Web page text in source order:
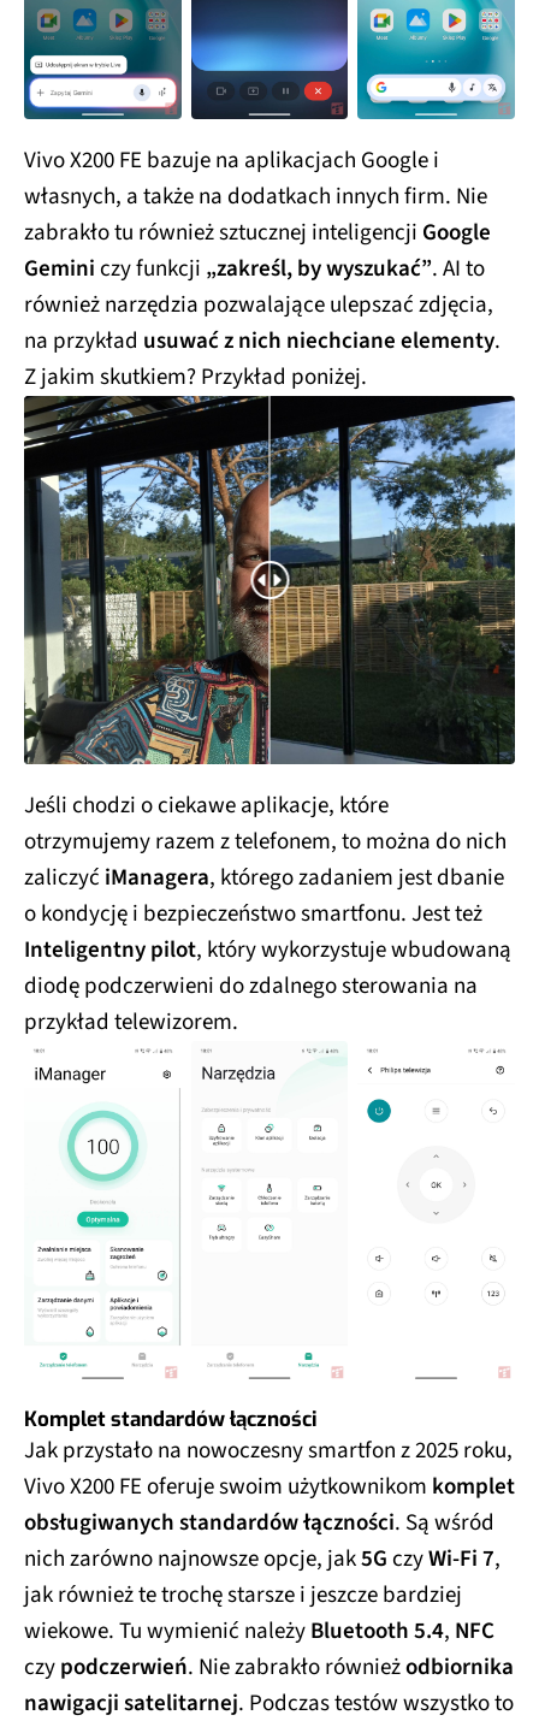
Vivo X200 FE bazuje na aplikacjach Google i
własnych, a także na dodatkach innych firm. Nie
zabrakło tu również sztucznej inteligencji Google
Geminiczy funkcji „zakreśl, by wyszukać”. AI to
również narzędzia pozwalające ulepszać zdjęcia,
na przykład usuwać z nich niechciane elementy.
Z jakim skutkiem? Przykład poniżej.
Jeśli chodzi o ciekawe aplikacje, które
otrzymujemy razem z telefonem, to można do nich
zaliczyć iManagera, którego zadaniem jest dbanie
o kondycję i bezpieczeństwo smartfonu. Jest też
Inteligentny pilot, który wykorzystuje wbudowaną
diodę podczerwieni do zdalnego sterowania na
przykład telewizorem.
Komplet standardów łączności
Jak przystało na nowoczesny smartfon z 2025 roku,
Vivo X200 FE oferuje swoim użytkownikom komplet
obsługiwanych standardów łączności. Są wśród
nich zarówno najnowsze opcje, jak5GczyWi-Fi 7,
jak również te trochę starsze i jeszcze bardziej
wiekowe. Tu wymienić należyBluetooth 5.4, NFC
czypodczerwień. Nie zabrakło równieżodbiornika
nawigacji satelitarnej. Podczas testów wszystko to